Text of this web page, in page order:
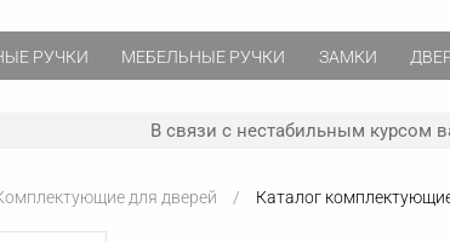
РУЧКИ МЕБЕЛЬНЫЕ РУЧКИ ЗАМКИ
В связи с нестабильным курсом
для дверей Каталог